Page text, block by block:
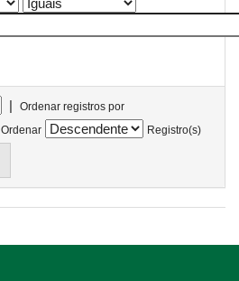
|
Ordenar registros por
Ordenar
Registro(s)